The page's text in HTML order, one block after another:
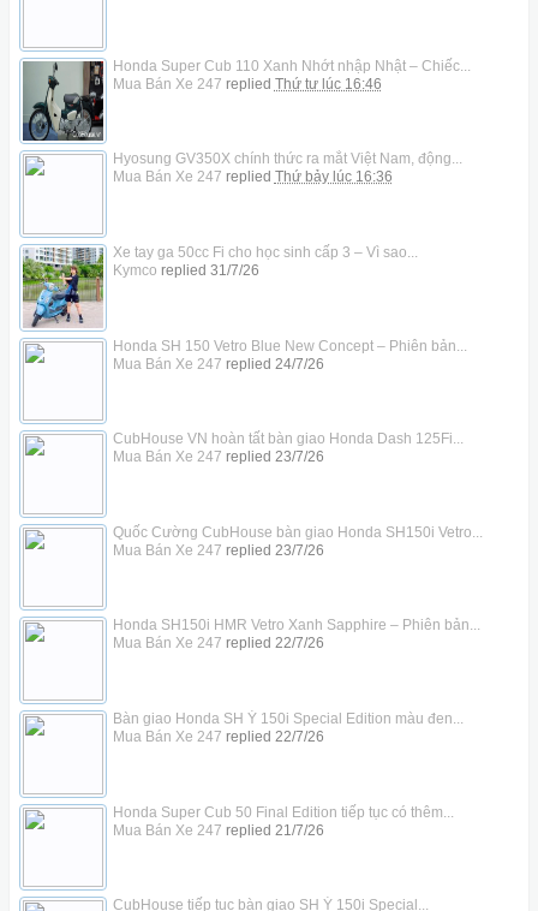
Honda Super Cub 110 Xanh Nhớt nhập Nhật – Chiếc...
Mua Bán Xe 247 replied Thứ tư lúc 16:46
Hyosung GV350X chính thức ra mắt Việt Nam, động...
Mua Bán Xe 247 replied Thứ bảy lúc 16:36
Xe tay ga 50cc Fi cho học sinh cấp 3 – Vì sao...
Kymco replied 31/7/26
Honda SH 150 Vetro Blue New Concept – Phiên bản...
Mua Bán Xe 247 replied 24/7/26
CubHouse VN hoàn tất bàn giao Honda Dash 125Fi...
Mua Bán Xe 247 replied 23/7/26
Quốc Cường CubHouse bàn giao Honda SH150i Vetro...
Mua Bán Xe 247 replied 23/7/26
Honda SH150i HMR Vetro Xanh Sapphire – Phiên bản...
Mua Bán Xe 247 replied 22/7/26
Bàn giao Honda SH Ý 150i Special Edition màu đen...
Mua Bán Xe 247 replied 22/7/26
Honda Super Cub 50 Final Edition tiếp tục có thêm...
Mua Bán Xe 247 replied 21/7/26
CubHouse tiếp tục bàn giao SH Ý 150i Special...